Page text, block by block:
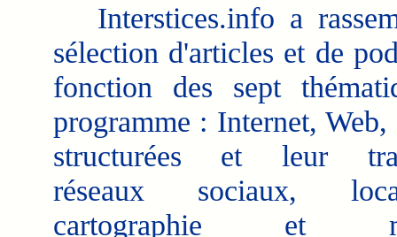
Interstices.info a
sélection d'articles et de
fonction des sept
programme : Internet, Web,
structurées et leur
réseaux sociaux,
cartographie et